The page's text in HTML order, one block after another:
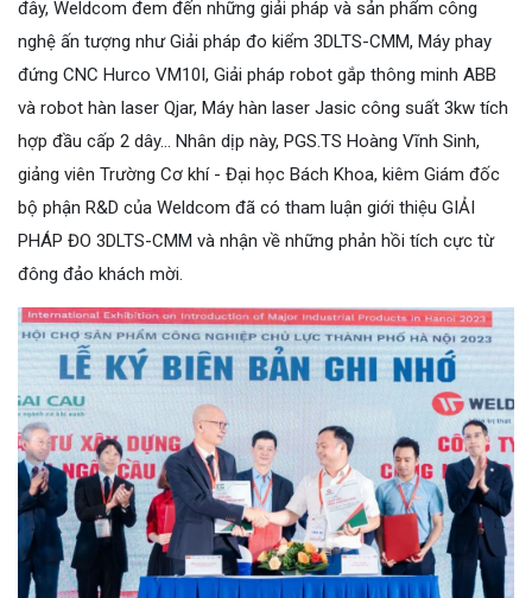
đây, Weldcom đem đến những giải pháp và sản phẩm công
nghệ ấn tượng như Giải pháp đo kiểm 3DLTS-CMM, Máy phay
đứng CNC Hurco VM10I, Giải pháp robot gắp thông minh ABB
và robot hàn laser Qjar, Máy hàn laser Jasic công suất 3kw tích
hợp đầu cấp 2 dây… Nhân dịp này, PGS.TS Hoàng Vĩnh Sinh,
giảng viên Trường Cơ khí - Đại học Bách Khoa, kiêm Giám đốc
bộ phận R&D của Weldcom đã có tham luận giới thiệu GIẢI
PHÁP ĐO 3DLTS-CMM và nhận về những phản hồi tích cực từ
đông đảo khách mời.